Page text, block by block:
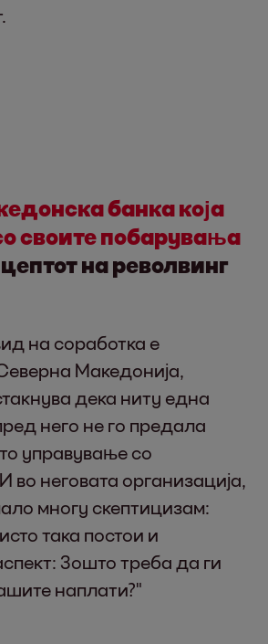
банка која
своите побарувања
на револвинг
на соработка е
Македонија,
дека ниту една
него не го предала
управување со
во неговата организација,
многу скептицизам:
така постои и
Зошто треба да ги
наплати?"